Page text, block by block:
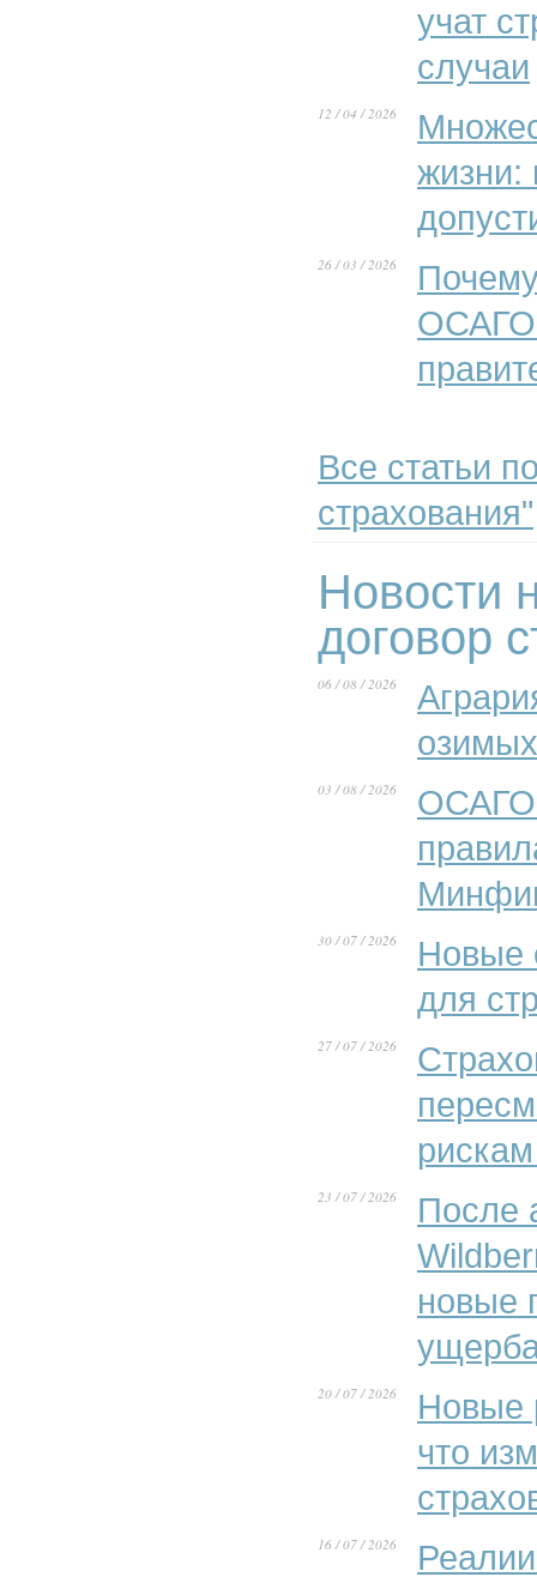
учат
случаи
12 / 04 / 2026
жизни:
26 / 03 / 2026
Все статьи
страхования"
Новости
договор
06 / 08 / 2026
03 / 08 / 2026
ОСАГО
30 / 07 / 2026
Новые
для
27 / 07 / 2026
23 / 07 / 2026
После
новые
20 / 07 / 2026
Новые
что
16 / 07 / 2026